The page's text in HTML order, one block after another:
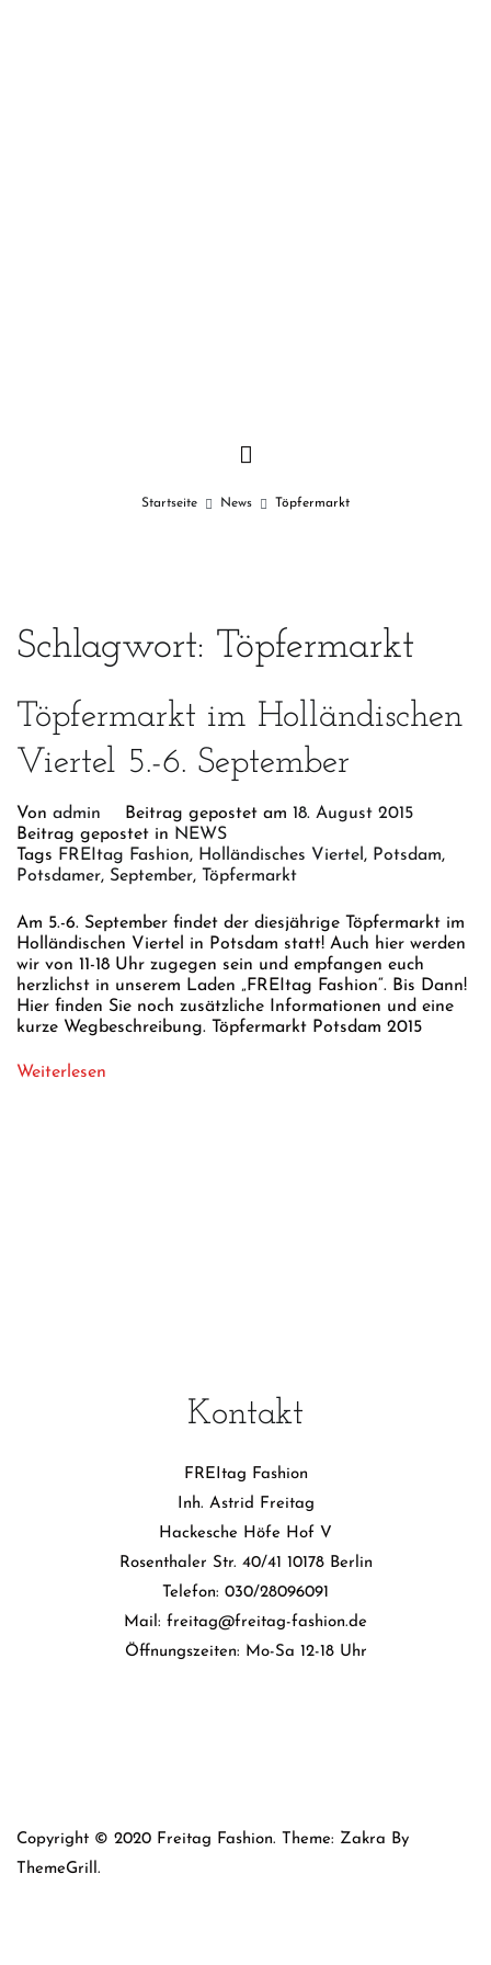
Startseite News Töpfermarkt
Schlagwort: Töpfermarkt
Töpfermarkt im Holländischen
Viertel 5.-6. September
Von admin Beitrag gepostet am 18. August 2015
Beitrag gepostet in NEWS
Tags FREItag Fashion, Holländisches Viertel , Potsdam,
Potsdamer, September, Töpfermarkt
Am 5.-6. September findet der diesjährige Töpfermarkt im
Holländischen Viertel in Potsdam statt! Auch hier werden
wir von 11-18 Uhr zugegen sein und empfangen euch
herzlichst in unserem Laden „FREItag Fashion“. Bis Dann!
Hier finden Sie noch zusätzliche Informationen und eine
kurze Wegbeschreibung. Töpfermarkt Potsdam 2015
Weiterlesen
Kontakt
FREItag Fashion
Inh. Astrid Freitag
Hackesche Höfe Hof V
Rosenthaler Str. 40/41 10178 Berlin
Telefon: 030/28096091
Mail: freitag@freitag-fashion.de
Öffnungszeiten: Mo-Sa 12-18 Uhr
Copyright © 2020 Freitag Fashion. Theme: Zakra By
ThemeGrill.